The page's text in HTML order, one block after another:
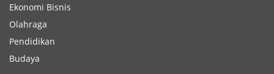
Ekonomi Bisnis
Olahraga
Pendidikan
Budaya